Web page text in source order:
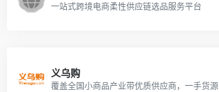
一站式跨境电商柔性供应链选品服务平台
义乌购
覆盖全国小商品产业带优质供应商，一手货源